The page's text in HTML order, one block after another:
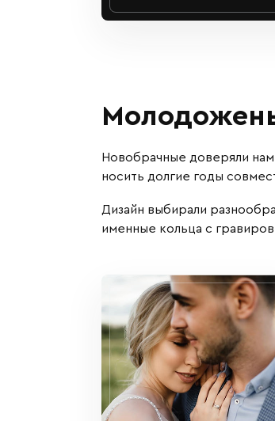
Новобрачные доверяли
носить долгие годы
Дизайн выбирали
именные кольца с